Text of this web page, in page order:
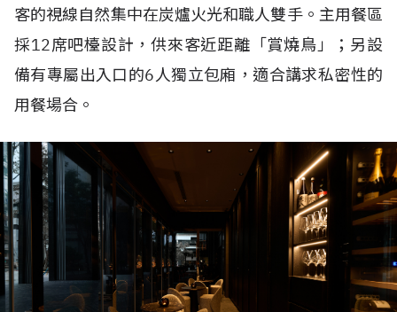
客的視線自然集中在炭爐火光和職人雙手。主用餐區
採12席吧檯設計，供來客近距離「賞燒鳥」；另設
備有專屬出入口的6 人獨立包廂，適合講求私密性的
用餐場合。